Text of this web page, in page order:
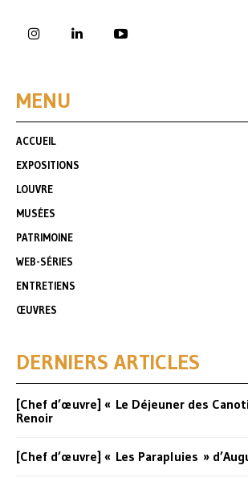
MENU
ACCUEIL
EXPOSITIONS
LOUVRE
MUSÉES
PATRIMOINE
WEB-SÉRIES
ENTRETIENS
ŒUVRES
DERNIERS ARTICLES
[Chef d’œuvre] « Le Déjeuner des
Renoir
[Chef d’œuvre] « Les Parapluies »